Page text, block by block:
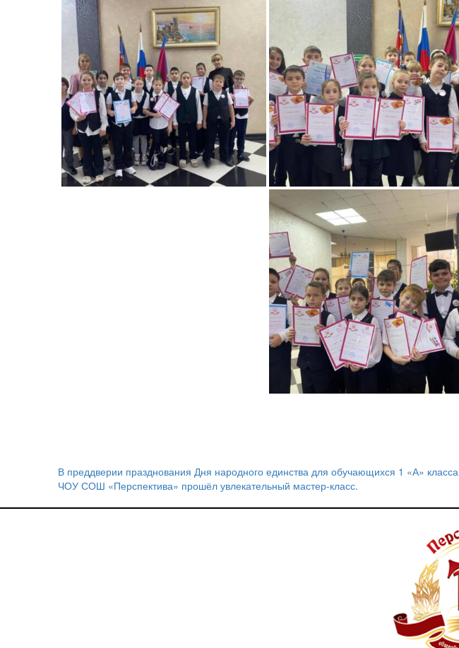
Навигация
по
В преддверии празднования Дня народного единства для обучающихся 1 «А» класса
ЧОУ СОШ «Перспектива» прошёл увлекательный мастер-класс.